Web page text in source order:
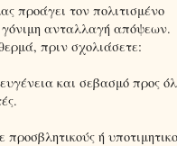
προάγει τον πολιτισμένο
γόνιμη ανταλλαγή απόψεων.
πριν σχολιάσετε:
και σεβασμό προς
ή